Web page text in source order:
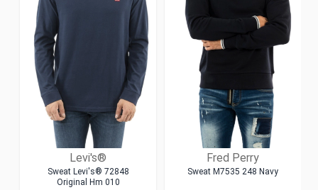
Levi's®
Sweat Levi's® 72848
Original Hm 010
Fred Perry
Sweat M7535 248 Navy